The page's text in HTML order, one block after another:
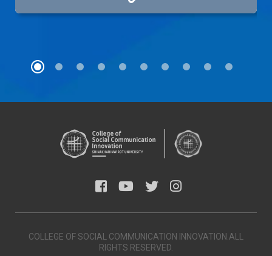
COLLEGE OF SOCIAL COMMUNICATION INNOVATION.ALL
RIGHTS RESERVED.